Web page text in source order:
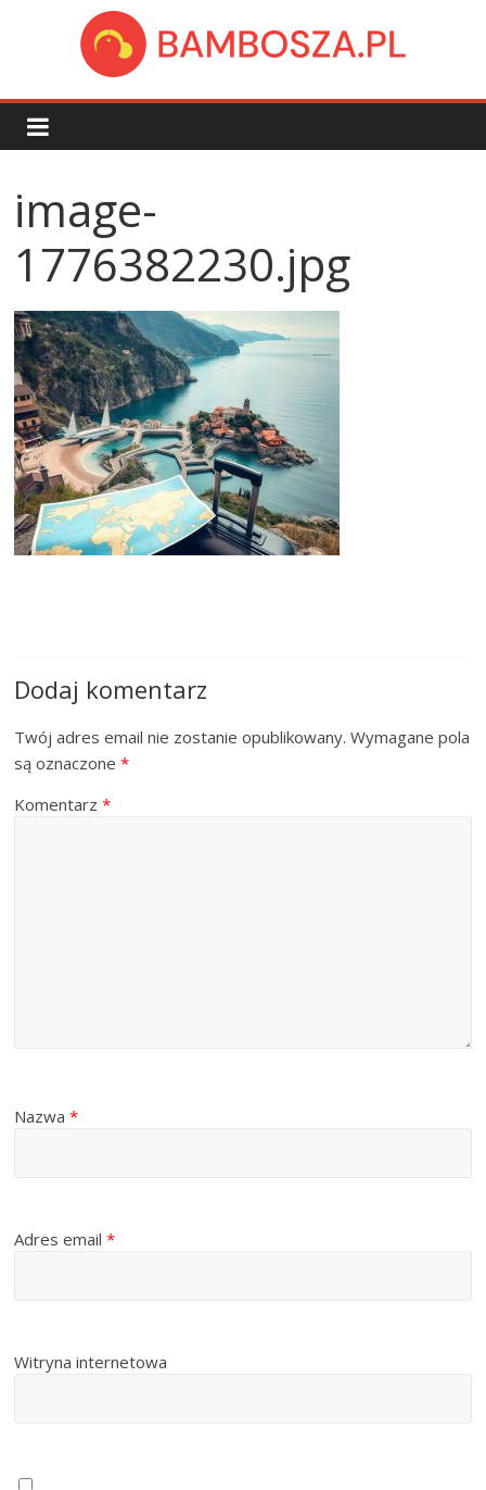
bambosza.pl
image-
1776382230.jpg
Dodaj komentarz
Twój adres email nie zostanie opublikowany. Wymagane pola
są oznaczone*
Komentarz*
Nazwa*
Adres email*
Witryna internetowa